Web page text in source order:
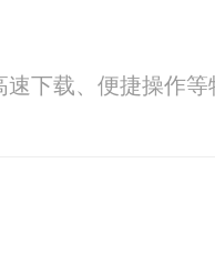
下载、便捷操作